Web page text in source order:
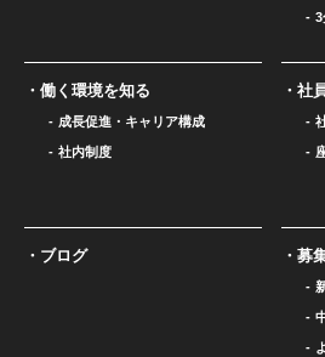
3
働く環境を知る
成長促進・キャリア構成
社内制度
社
ブログ 募